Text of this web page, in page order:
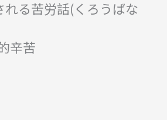
れる苦労話(くろうばな
辛苦